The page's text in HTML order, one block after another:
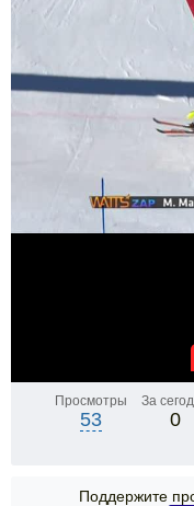
Просмотры
53
За
0
Поддержите